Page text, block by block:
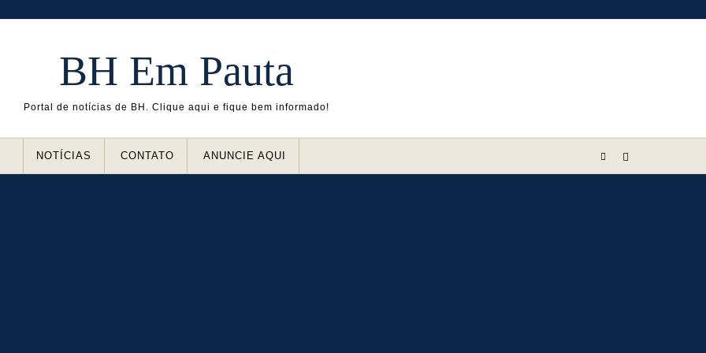
BH Em Pauta
Portal de notícias de BH. Clique aqui e fique bem informado!
NOTÍCIAS CONTATO ANUNCIE AQUI